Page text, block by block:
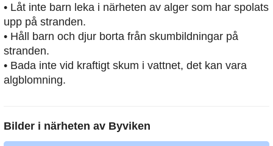
• Låt inte barn leka i närheten av alger som har spolats
upp på stranden.
• Håll barn och djur borta från skumbildningar på
stranden.
• Bada inte vid kraftigt skum i vattnet, det kan vara
algblomning.
Bilder i närheten av Byviken